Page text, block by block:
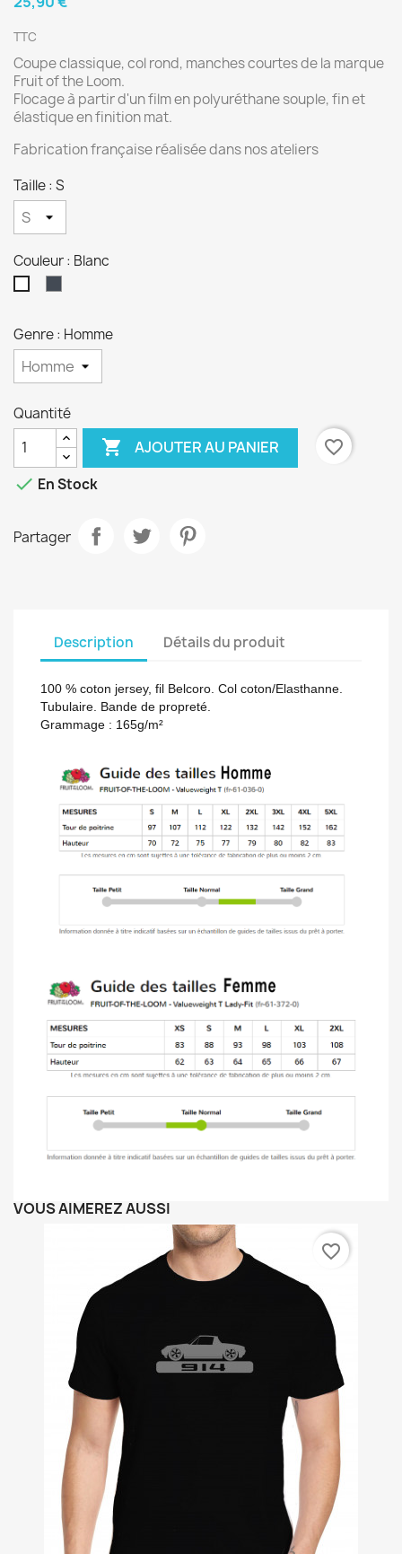
TTC
Coupe classique, col rond, manches courtes de la marque
Fruit of the Loom.
Flocage à partir d'un film en polyuréthane souple, fin et
élastique en finition mat.
Fabrication française réalisée dans nos ateliers
Taille : S
Couleur : Blanc
Genre : Homme
Quantité
 AJOUTER AU PANIER
favorite_border
 En Stock
Partager
Description Détails du produit
100 % coton jersey, fil Belcoro. Col coton/Elasthanne.
Tubulaire. Bande de propreté.
Grammage : 165g/m²
VOUS AIMEREZ AUSSI
favorite_border